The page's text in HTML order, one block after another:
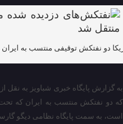
دو نفتکش توقیفی منتسب به ایران
به گزارش پایگاه خبری شباویز به نقل
که دو نفتکش منتسب به ایران که
است، به سمت پایگاه نظامی دیگو